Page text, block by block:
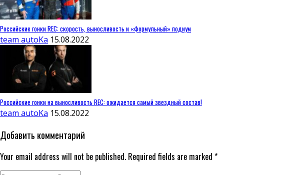
Российские гонки REC: скорость, выносливость и «формульный» подиум
team autoKa 15.08.2022
Российские гонки на выносливость REC: ожидается самый звездный состав!
team autoKa 15.08.2022
Добавить комментарий
Your email address will not be published. Required fields are marked *